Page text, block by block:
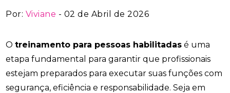
Por: Viviane - 02 de Abril de 2026
Otreinamento para pessoas habilitadas é uma
etapa fundamental para garantir que profissionais
estejam preparados para executar suas funções com
segurança, eficiência e responsabilidade. Seja em